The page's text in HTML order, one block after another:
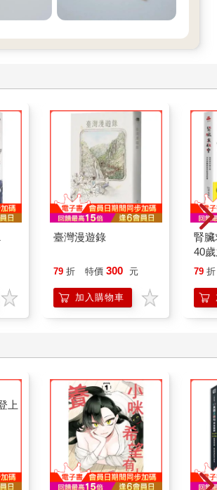
臺灣漫遊錄
79 折 特價 300 元
加入購物車
腎
40
就
79 折